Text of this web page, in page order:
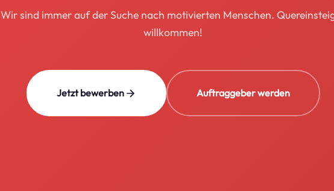
Wir sind immer auf der Suche nach motivierten Menschen.
willkommen!
Jetzt bewerben Auftraggeber werden